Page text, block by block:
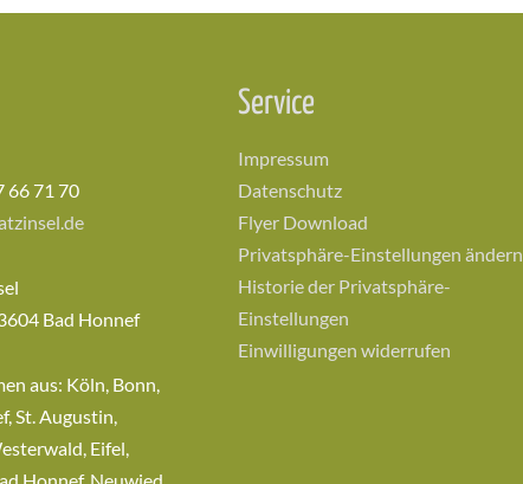
66 71 70
Bad Honnef
aus: Köln, Bonn,
St. Augustin,
Eifel,
Service
Impressum
Datenschutz
Flyer Download
Privatsphäre-Einstellungen ändern
Historie der Privatsphäre-
Einstellungen
Einwilligungen widerrufen